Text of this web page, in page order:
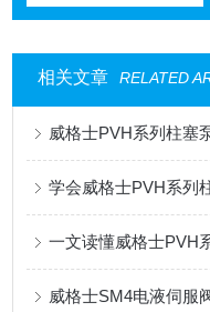
相关文章 RELATED
威格士PVH系列柱塞
学会威格士PVH系列
一文读懂威格士PVH
威格士SM4电液伺服